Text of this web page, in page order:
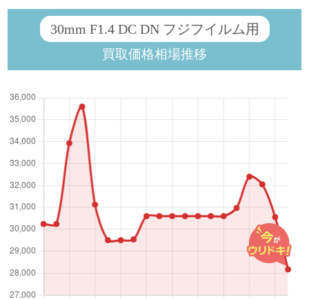
30mm F1.4 DC DN フジフイルム用
買取価格相場推移